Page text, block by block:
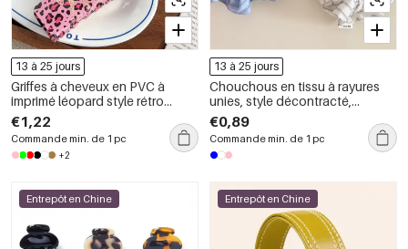
13 à 25 jours
Griffes à cheveux en PVC à
imprimé léopard style rétro
ethnique
€1,22
Commande min. de 1 pc
+2
13 à 25 jours
Chouchous en tissu à rayures
unies, style décontracté,
collection Simple
€0,89
Commande min. de 1 pc
Entrepôt en Chine Entrepôt en Chine